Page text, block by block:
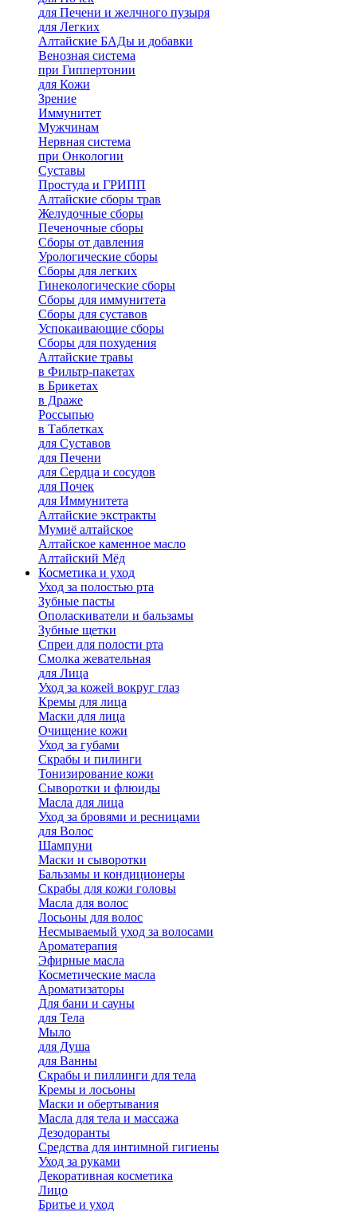
для Печени и желчного пузыря
для Легких
Алтайские БАДы и добавки
Венозная система
при Гиппертонии
для Кожи
Зрение
Иммунитет
Мужчинам
Нервная система
при Онкологии
Суставы
Простуда и ГРИПП
Алтайские сборы трав
Желудочные сборы
Печеночные сборы
Сборы от давления
Урологические сборы
Сборы для легких
Гинекологические сборы
Сборы для иммунитета
Сборы для суставов
Успокаивающие сборы
Сборы для похудения
Алтайские травы
в Фильтр-пакетах
в Брикетах
в Драже
Россыпью
в Таблетках
для Cуставов
для Печени
для Сердца и сосудов
для Почек
для Иммунитета
Алтайские экстракты
Мумиё алтайское
Алтайское каменное масло
Алтайский Мёд
Косметика и уход
Уход за полостью рта
Зубные пасты
Ополаскиватели и бальзамы
Зубные щетки
Спреи для полости рта
Смолка жевательная
для Лица
Уход за кожей вокруг глаз
Кремы для лица
Маски для лица
Очищение кожи
Уход за губами
Скрабы и пилинги
Тонизирование кожи
Сыворотки и флюиды
Масла для лица
Уход за бровями и ресницами
для Волос
Шампуни
Маски и сыворотки
Бальзамы и кондиционеры
Скрабы для кожи головы
Масла для волос
Лосьоны для волос
Несмываемый уход за волосами
Ароматерапия
Эфирные масла
Косметические масла
Ароматизаторы
Для бани и сауны
для Тела
Мыло
для Душа
для Ванны
Скрабы и пиллинги для тела
Кремы и лосьоны
Маски и обертывания
Масла для тела и массажа
Дезодоранты
Средства для интимной гигиены
Уход за руками
Декоративная косметика
Лицо
Бритье и уход